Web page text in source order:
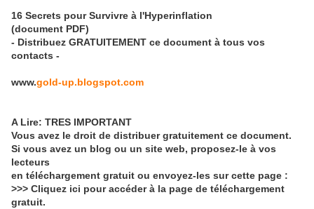
16 Secrets pour Survivre à l'Hyperinflation
(document PDF)
- Distribuez GRATUITEMENT ce document à tous vos
contacts -
www.gold-up.blogspot.com
A Lire: TRES IMPORTANT
Vous avez le droit de distribuer gratuitement ce document.
Si vous avez un blog ou un site web, proposez-le à vos
lecteurs
en téléchargement gratuit ou envoyez-les sur cette page :
>>> Cliquez ici pour accéder à la page de téléchargement
gratuit.